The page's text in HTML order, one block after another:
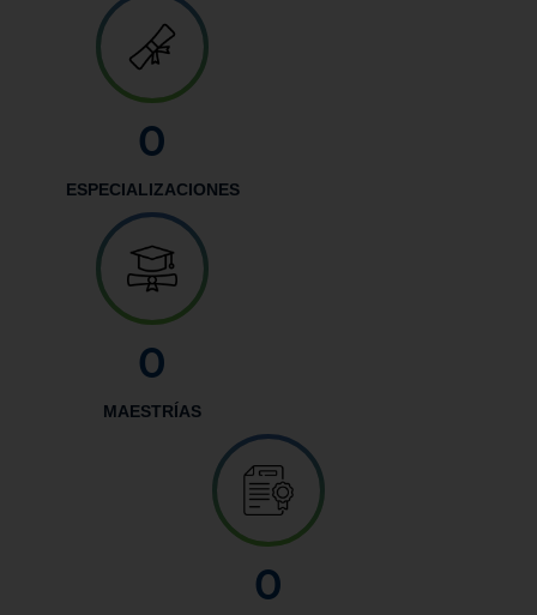
0
ESPECIALIZACIONES
0
MAESTRÍAS
0